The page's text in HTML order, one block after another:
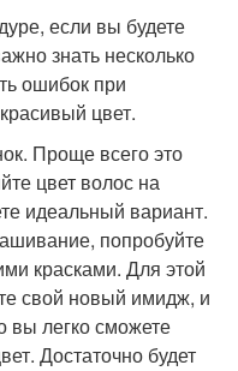
если вы будете
знать несколько
ошибок при
цвет.
Проще всего это
цвет волос на
идеальный вариант.
попробуйте
красками. Для этой
свой новый имидж, и
вы легко сможете
Достаточно будет